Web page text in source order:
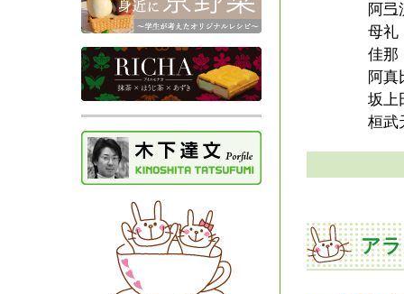
阿弖流為
母礼：
佳那：
阿真比
坂上田村
桓武天
ア